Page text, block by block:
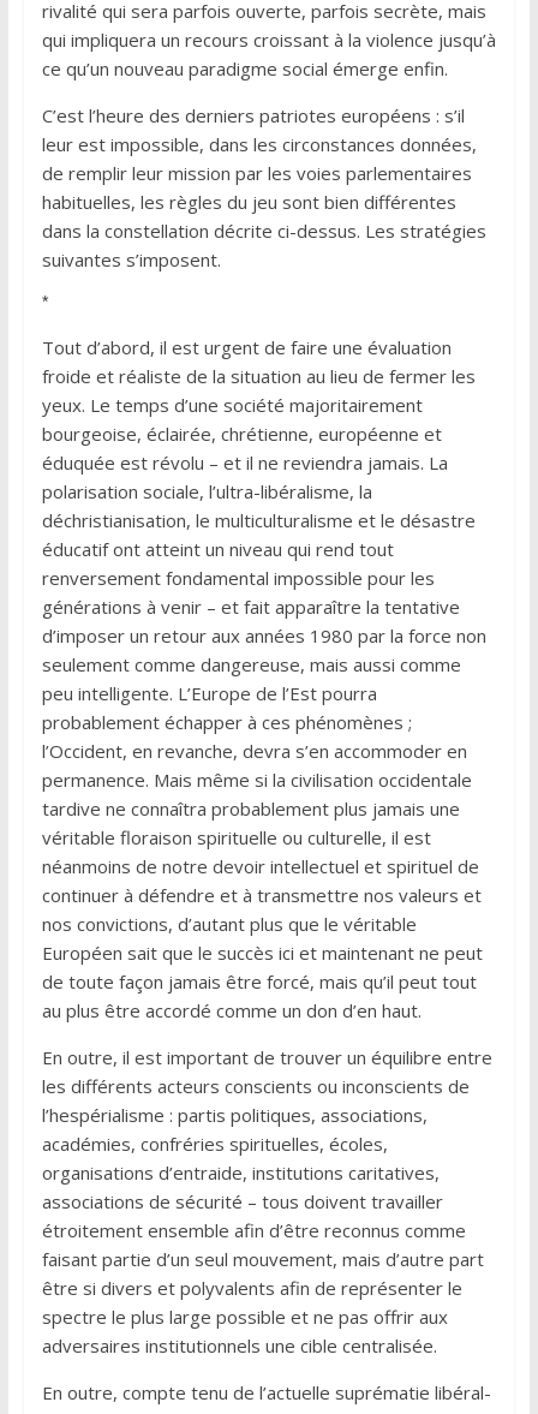
rivalité qui sera parfois ouverte, parfois secrète, mais
qui impliquera un recours croissant à la violence jusqu’à
ce qu’un nouveau paradigme social émerge enfin.
C’est l’heure des derniers patriotes européens : s’il
leur est impossible, dans les circonstances données,
de remplir leur mission par les voies parlementaires
habituelles, les règles du jeu sont bien différentes
dans la constellation décrite ci-dessus. Les stratégies
suivantes s’imposent.
*
Tout d’abord, il est urgent de faire une évaluation
froide et réaliste de la situation au lieu de fermer les
yeux. Le temps d’une société majoritairement
bourgeoise, éclairée, chrétienne, européenne et
éduquée est révolu – et il ne reviendra jamais. La
polarisation sociale, l’ultra-libéralisme, la
déchristianisation, le multiculturalisme et le désastre
éducatif ont atteint un niveau qui rend tout
renversement fondamental impossible pour les
générations à venir – et fait apparaître la tentative
d’imposer un retour aux années 1980 par la force non
seulement comme dangereuse, mais aussi comme
peu intelligente. L’Europe de l’Est pourra
probablement échapper à ces phénomènes ;
l’Occident, en revanche, devra s’en accommoder en
permanence. Mais même si la civilisation occidentale
tardive ne connaîtra probablement plus jamais une
véritable floraison spirituelle ou culturelle, il est
néanmoins de notre devoir intellectuel et spirituel de
continuer à défendre et à transmettre nos valeurs et
nos convictions, d’autant plus que le véritable
Européen sait que le succès ici et maintenant ne peut
de toute façon jamais être forcé, mais qu’il peut tout
au plus être accordé comme un don d’en haut.
En outre, il est important de trouver un équilibre entre
les différents acteurs conscients ou inconscients de
l’hespérialisme : partis politiques, associations,
académies, confréries spirituelles, écoles,
organisations d’entraide, institutions caritatives,
associations de sécurité – tous doivent travailler
étroitement ensemble afin d’être reconnus comme
faisant partie d’un seul mouvement, mais d’autre part
être si divers et polyvalents afin de représenter le
spectre le plus large possible et ne pas offrir aux
adversaires institutionnels une cible centralisée.
En outre, compte tenu de l’actuelle suprématie libéral-